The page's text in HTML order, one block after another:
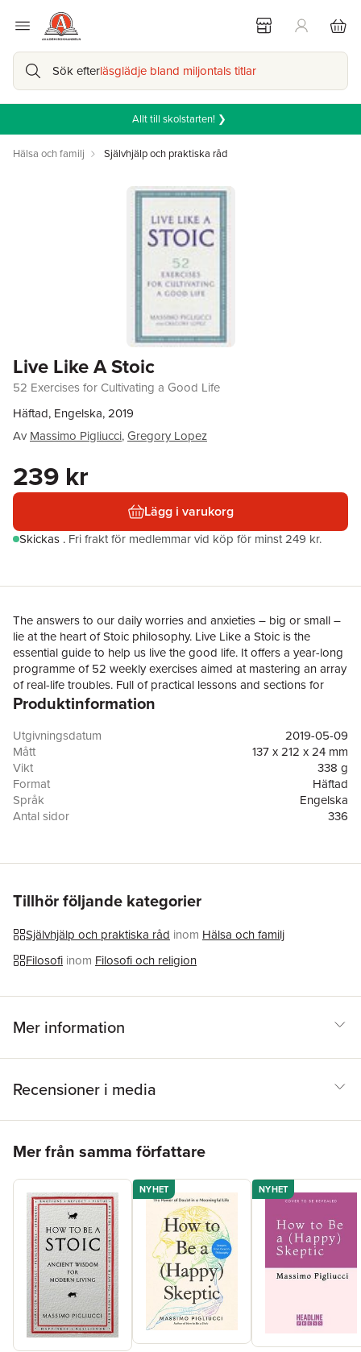
Sök efterläsglädje bland miljontals titlar
Allt till skolstarten! ❯
Hälsa och familj Självhjälp och praktiska råd
Live Like A Stoic
52 Exercises for Cultivating a Good Life
Häftad, Engelska, 2019
Av Massimo Pigliucci,Gregory Lopez
239 kr
Lägg i varukorg
Skickas . Fri frakt för medlemmar vid köp för minst 249 kr.
The answers to our daily worries and anxieties – big or small –
lie at the heart of Stoic philosophy. Live Like a Stoic is the
essential guide to help us live the good life. It offers a year-long
programme of 52 weekly exercises aimed at mastering an array
of real-life troubles. Full of practical lessons and sections for
journaling, it provides all the tools needed to overcome any life
have created a unique, personalised Stoic curriculum for a
lifetime of practice, showing how relevant this ancient
philosophy is to modern life.
Produktinformation
Utgivningsdatum
2019-05-09
Mått
137 x 212 x 24 mm
Vikt
338 g
Format
Häftad
Språk
Engelska
Antal sidor
336
Tillhör följande kategorier
Självhjälp och praktiska råd inom Hälsa och familj
Filosofi inom Filosofi och religion
Mer information
Recensioner i media
Mer från samma författare
NYHET NYHET